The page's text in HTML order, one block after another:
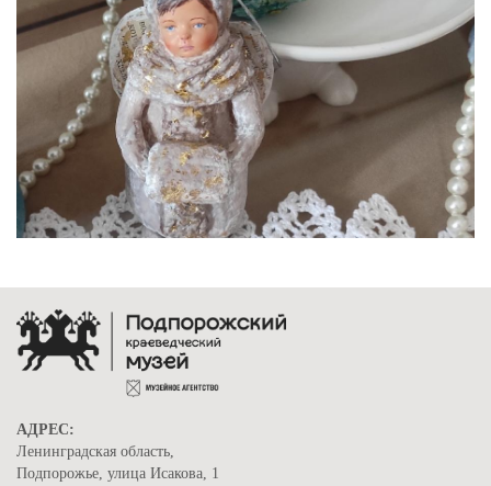
АДРЕС:
Ленинградская область,
Подпорожье, улица Исакова, 1